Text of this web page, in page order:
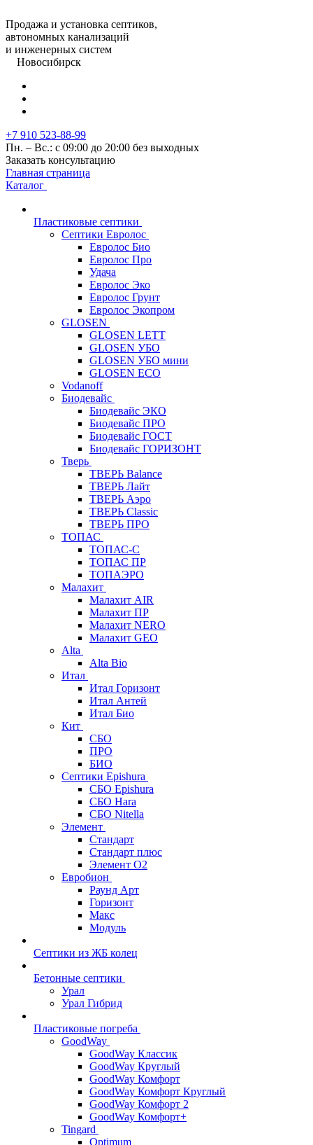
Продажа и установка септиков,
автономных канализаций
и инженерных систем
Новосибирск
+7 910 523-88-99
Пн. – Вс.: с 09:00 до 20:00 без выходных
Заказать консультацию
Главная страница
Каталог
Пластиковые септики
Септики Евролос
Евролос Био
Евролос Про
Удача
Евролос Эко
Евролос Грунт
Евролос Экопром
GLOSEN
GLOSEN LETT
GLOSEN УБО
GLOSEN УБО мини
GLOSEN ECO
Vodanoff
Биодевайс
Биодевайс ЭКО
Биодевайс ПРО
Биодевайс ГОСТ
Биодевайс ГОРИЗОНТ
Тверь
ТВЕРЬ Balance
ТВЕРЬ Лайт
ТВЕРЬ Аэро
ТВЕРЬ Classic
ТВЕРЬ ПРО
ТОПАС
ТОПАС-С
ТОПАС ПР
ТОПАЭРО
Малахит
Малахит AIR
Малахит ПР
Малахит NERO
Малахит GEO
Alta
Alta Bio
Итал
Итал Горизонт
Итал Антей
Итал Био
Кит
СБО
ПРО
БИО
Септики Epishura
СБО Epishura
СБО Hara
СБО Nitella
Элемент
Стандарт
Стандарт плюс
Элемент О2
Евробион
Раунд Арт
Горизонт
Макс
Модуль
Септики из ЖБ колец
Бетонные септики
Урал
Урал Гибрид
Пластиковые погреба
GoodWay
GoodWay Классик
GoodWay Круглый
GoodWay Комфорт
GoodWay Комфорт Круглый
GoodWay Комфорт 2
GoodWay Комфорт+
Tingard
Optimum